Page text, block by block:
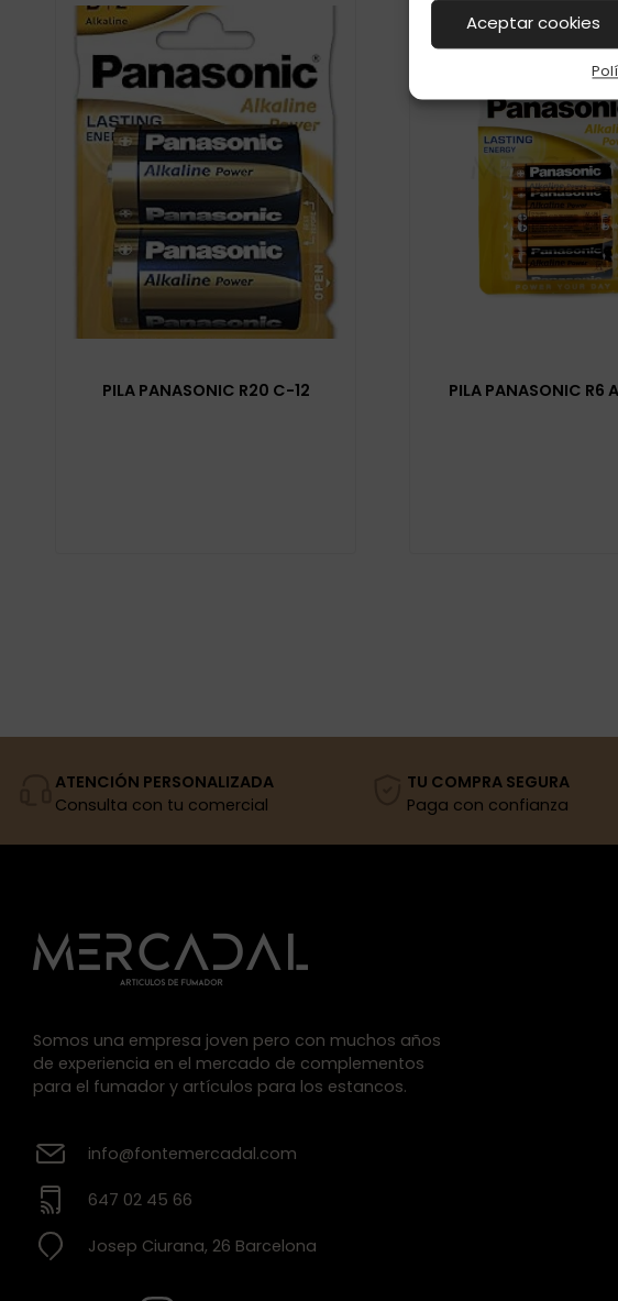
Aceptar cookies
PILA PANASONIC R20 C-12 PILA PANASONIC R6
ATENCIÓN PERSONALIZADA
Consulta con tu comercial
TU COMPRA SEGURA
Paga con confianza
Somos una empresa joven pero con muchos años
de experiencia en el mercado de complementos
para el fumador y artículos para los estancos.
info@fontemercadal.com
647 02 45 66
Josep Ciurana, 26 Barcelona